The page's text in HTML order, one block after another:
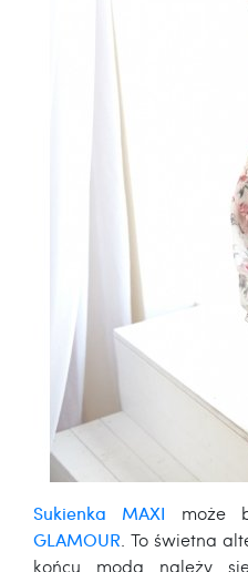
Sukienka MAXI
może
GLAMOUR . To świetna
końcu modą należy